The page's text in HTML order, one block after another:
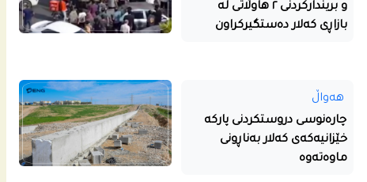
و بریندارکردنی ٢ هاوڵاتی لە
بازاڕی کەلار دەستگیرکراون
هەواڵ
چارەنوسی دروستکردنی پارکە
خێزانیەکەی کەلار بەناڕونی
ماوەتەوە